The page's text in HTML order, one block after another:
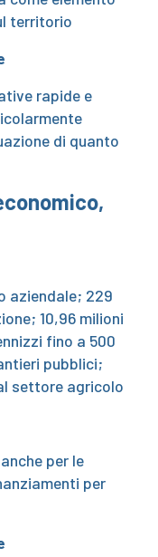
territorio
rapide e
di quanto
aziendale; 229
10,96 milioni
fino a 500
pubblici;
settore agricolo
per le
per